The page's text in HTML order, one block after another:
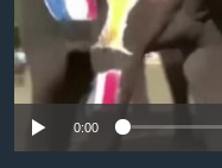
စာမျက်နှာ
သို့
ကျော်
ကြည့်
Learning English
ဗွီအိုအေ လူမှုကွန်ယက်များ
No media
0:00